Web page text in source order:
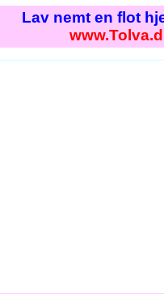
Lav nemt en flot